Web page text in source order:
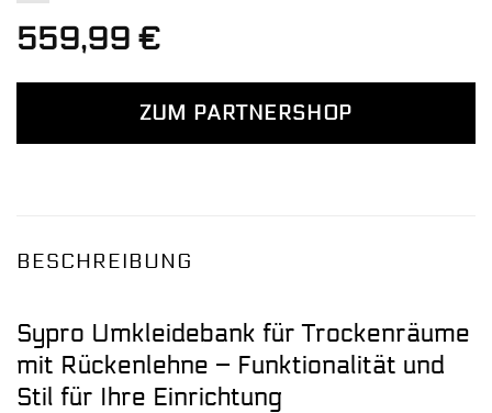
559,99 €
ZUM PARTNERSHOP
BESCHREIBUNG
Sypro Umkleidebank für Trockenräume
mit Rückenlehne – Funktionalität und
Stil für Ihre Einrichtung